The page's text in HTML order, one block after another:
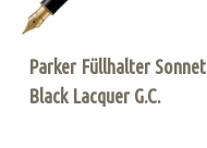
Parker Füllhalter Sonnet
Black Lacquer G.C.